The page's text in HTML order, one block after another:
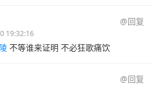
@回复
19:32:16
不等谁来证明 不必狂歌痛饮
@回复